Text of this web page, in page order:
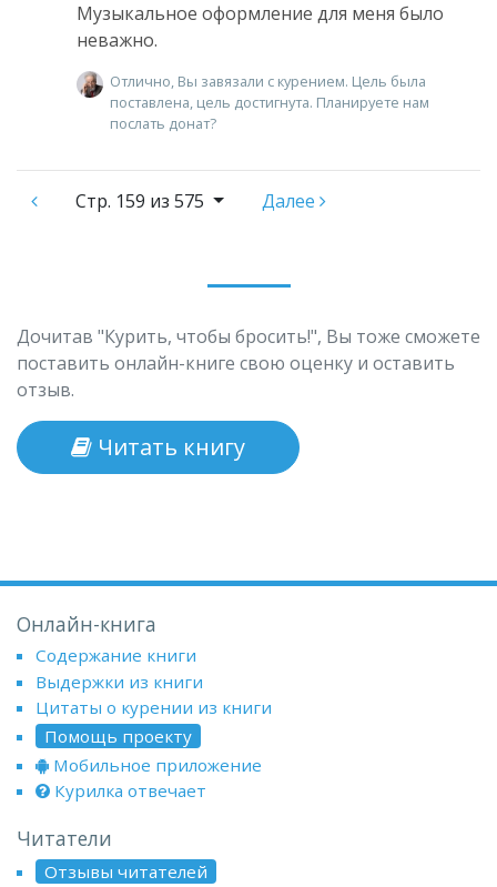
Музыкальное оформление для меня было
неважно.
Отлично, Вы завязали с курением. Цель была
поставлена, цель достигнута. Планируете нам
послать донат?
Стр. 159 из 575 Далее
Дочитав "Курить, чтобы бросить!", Вы тоже сможете
поставить онлайн-книге свою оценку и оставить
отзыв.
Читать книгу
Онлайн-книга
Содержание книги
Выдержки из книги
Цитаты о курении из книги
Помощь проекту
Мобильное приложение
Курилка отвечает
Читатели
Отзывы читателей